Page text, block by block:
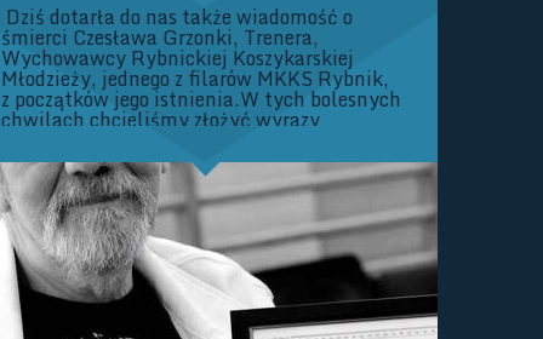
Dziś dotarła do nas także wiadomość o
śmierci Czesława Grzonki, Trenera,
Wychowawcy Rybnickiej Koszykarskiej
Młodzieży, jednego z filarów MKKS Rybnik,
z początków jego istnienia.W tych bolesnych
chwilach chcieliśmy złożyć wyrazy
Bliskim Zmarłego. Zarząd oraz Członkowie
Śląskiego Związku Koszykówki Nie da się
ukryć, że mamy dziś bardzo smutny dzień
dla Śląskiego Basketu.